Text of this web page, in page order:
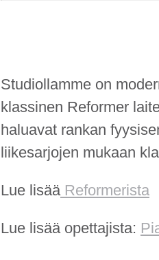
Studiollamme on
klassinen Reformer
haluavat rankan
liikesarjojen mukaan
Lue lisääReformerista
Lue lisää opettajista: